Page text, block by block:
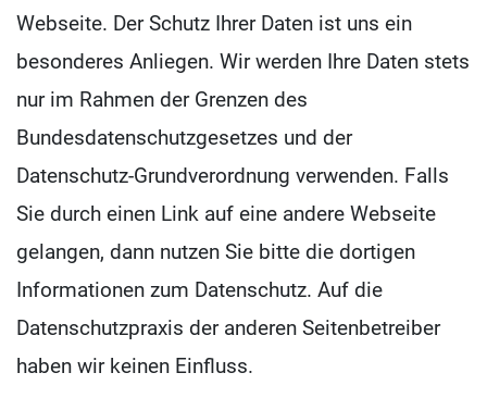
Webseite. Der Schutz Ihrer Daten ist uns ein
besonderes Anliegen. Wir werden Ihre Daten stets
nur im Rahmen der Grenzen des
Bundesdatenschutzgesetzes und der
Datenschutz-Grundverordnung verwenden. Falls
Sie durch einen Link auf eine andere Webseite
gelangen, dann nutzen Sie bitte die dortigen
Informationen zum Datenschutz. Auf die
Datenschutzpraxis der anderen Seitenbetreiber
haben wir keinen Einfluss.